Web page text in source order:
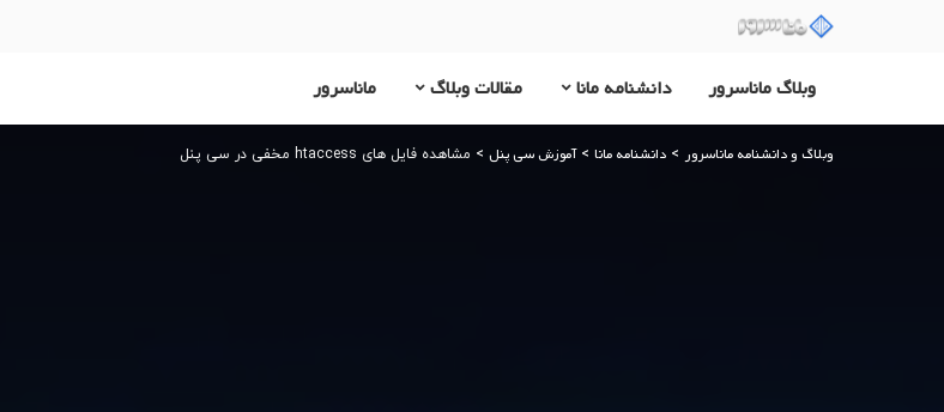
وبلاگ ماناسرور دانشنامه مانا مقالات وبلاگ ماناسرور
وبلاگ و دانشنامه ماناسرور > دانشنامه مانا >آموزش سی پنل > مشاهده فایل های htaccess مخفی در سی پنل